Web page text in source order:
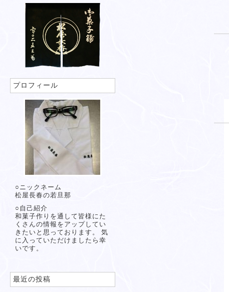
プロフィール
○ニックネーム
松屋長春の若旦那
○自己紹介
和菓子作りを通して皆様にた
くさんの情報をアップしてい
きたいと思っております。 気
に入っていただけましたら幸
いです。
最近の投稿